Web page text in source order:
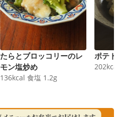
たらとブロッコリーのレ
モン塩炒め
136kcal 食塩 1.2g
ポテト
202kcal